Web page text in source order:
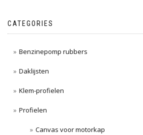
CATEGORIES
Benzinepomp rubbers
Daklijsten
Klem-profielen
Profielen
Canvas voor motorkap